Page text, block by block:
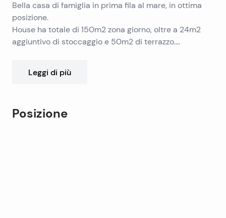
Bella casa di famiglia in prima fila al mare, in ottima
posizione.
House ha totale di 150m2 zona giorno, oltre a 24m2
aggiuntivo di stoccaggio e 50m2 di terrazzo.
Su un terreno di 680m2 sono piante di lavanda e 11
barca. Dispone di parcheggio per 3 auto.
Leggi di più
Posizione